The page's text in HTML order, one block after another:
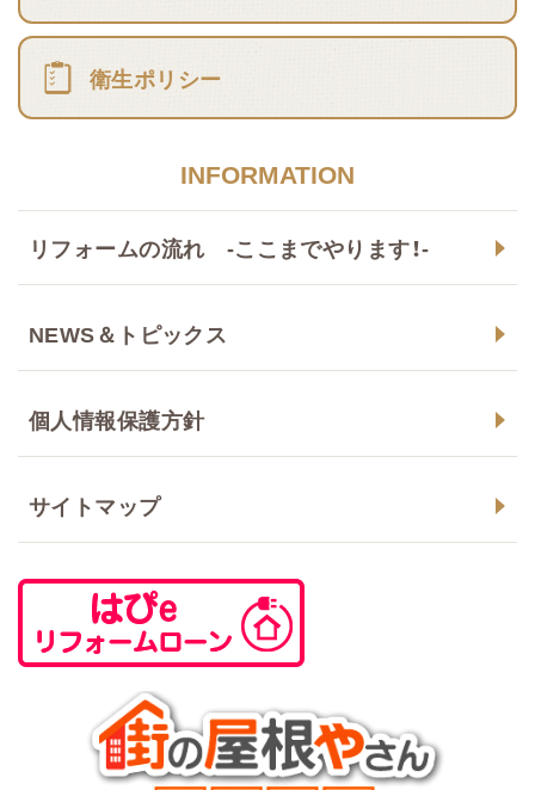
衛生ポリシー
INFORMATION
リフォームの流れ -ここまでやります！-
NEWS＆トピックス
個人情報保護方針
サイトマップ